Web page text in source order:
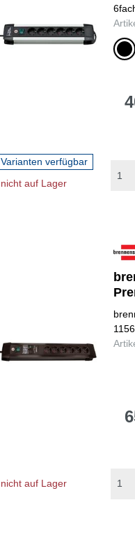
Varianten verfügbar
nicht auf Lager
nicht auf Lager